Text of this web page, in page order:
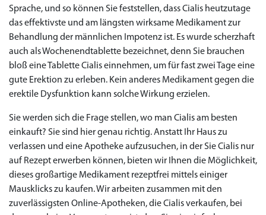
Sprache, und so können Sie feststellen, dass Cialis heutzutage
das effektivste und am längsten wirksame Medikament zur
Behandlung der männlichen Impotenz ist. Es wurde scherzhaft
auch als Wochenendtablette bezeichnet, denn Sie brauchen
bloß eine Tablette Cialis einnehmen, um für fast zwei Tage eine
gute Erektion zu erleben. Kein anderes Medikament gegen die
erektile Dysfunktion kann solche Wirkung erzielen.
Sie werden sich die Frage stellen, wo man Cialis am besten
einkauft? Sie sind hier genau richtig. Anstatt Ihr Haus zu
verlassen und eine Apotheke aufzusuchen, in der Sie Cialis nur
auf Rezept erwerben können, bieten wir Ihnen die Möglichkeit,
dieses großartige Medikament rezeptfrei mittels einiger
Mausklicks zu kaufen. Wir arbeiten zusammen mit den
zuverlässigsten Online-Apotheken, die Cialis verkaufen, bei